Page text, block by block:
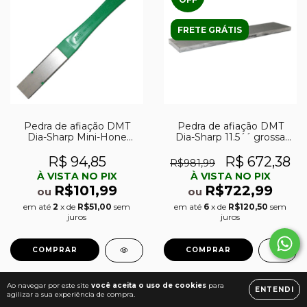
Ao navegar por este site você aceita o uso de cookies para
agilizar a sua experiência de compra.
ENTENDI
Pedra de afiação DMT
Dia-Sharp Mini-Hone
(1200)
R$ 94,85
À VISTA NO PIX
ou R$101,99
em até 2 x de R$51,00 sem
juros
FRETE GRÁTIS
Pedra de afiação DMT
Dia-Sharp 11.5´´ grossa
R$981,99
R$ 672,38
À VISTA NO PIX
ou R$722,99
em até 6 x de R$120,50 sem
juros